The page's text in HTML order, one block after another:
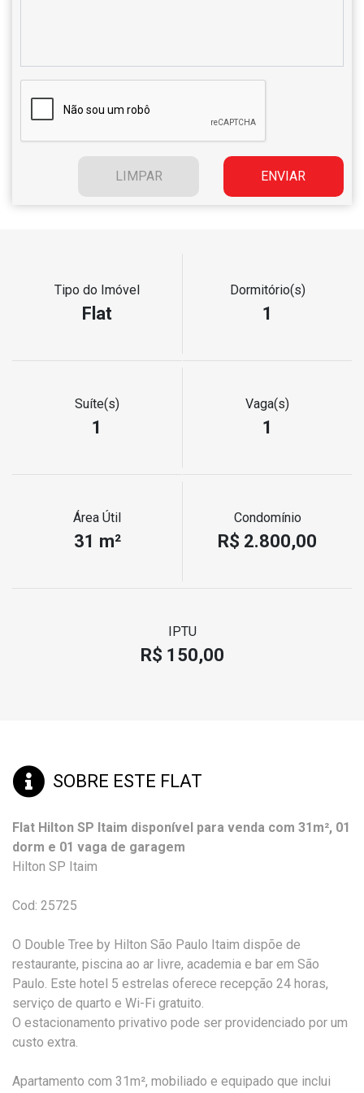
Tipo do Imóvel
Flat
Dormitório(s)
1
Suíte(s)
1
Vaga(s)
1
Área Útil
31 m²
Condomínio
R$ 2.800,00
IPTU
R$ 150,00
SOBRE ESTE FLAT
Flat Hilton SP Itaim disponível para venda com 31m², 01
dorm e 01 vaga de garagem
Hilton SP Itaim
Cod: 25725
O Double Tree by Hilton São Paulo Itaim dispõe de
restaurante, piscina ao ar livre, academia e bar em São
Paulo. Este hotel 5 estrelas oferece recepção 24 horas,
serviço de quarto e Wi-Fi gratuito.
O estacionamento privativo pode ser providenciado por um
custo extra.
Apartamento com 31m², mobiliado e equipado que inclui